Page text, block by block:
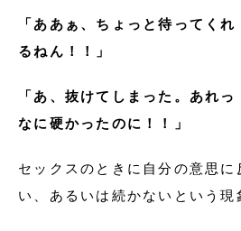
「ああぁ、ちょっと待ってく
るねん！！」
「あ、抜けてしまった。あれ
なに硬かったのに！！」
セックスのときに自分の意思に
い、あるいは続かないという現